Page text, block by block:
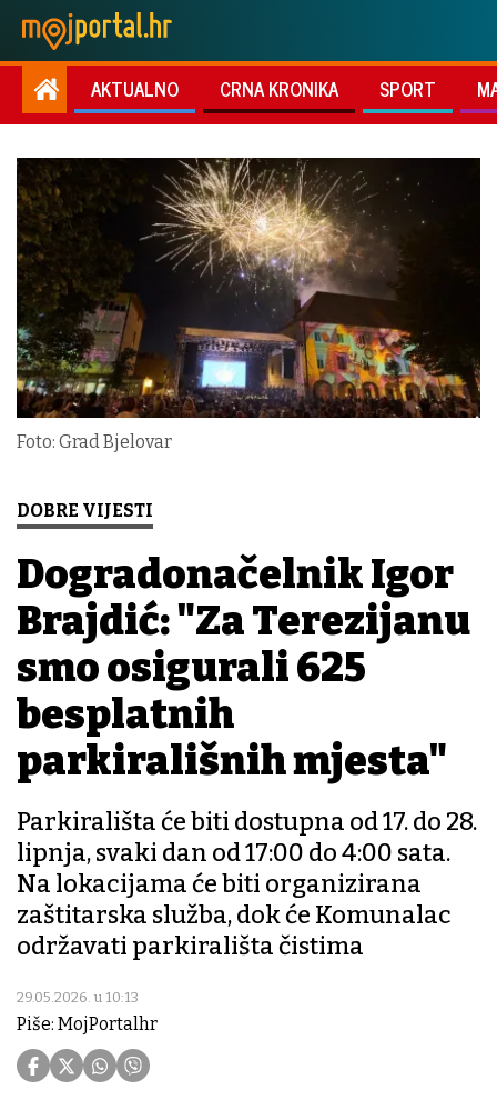
AKTUALNO CRNA KRONIKA SPORT
Foto: Grad Bjelovar
DOBRE VIJESTI
Dogradonačelnik Igor
Brajdić: "Za Terezijanu
smo osigurali 625
besplatnih
parkirališnih mjesta"
Parkirališta će biti dostupna od 17. do 28.
lipnja, svaki dan od 17:00 do 4:00 sata.
Na lokacijama će biti organizirana
zaštitarska služba, dok će Komunalac
održavati parkirališta čistima
29.05.2026. u 10:13
Piše: MojPortalhr